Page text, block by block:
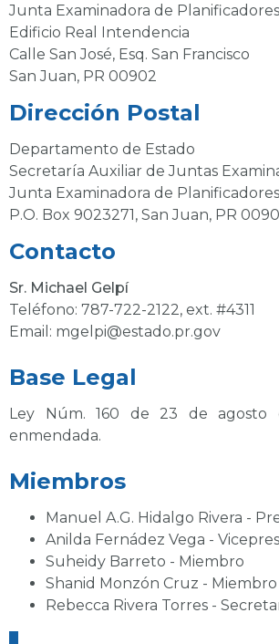
Junta Examinadora de
Edificio Real Intendencia
Calle San José, Esq. San Francisco
San Juan, PR 00902
Dirección Postal
Departamento de Estado
Secretaría Auxiliar de Juntas
Junta Examinadora de
P.O. Box 9023271, San Juan, PR
Contacto
Sr. Michael Gelpí
Teléfono: 787-722-2122, ext. #4311
Email: mgelpi@estado.pr.gov
Base Legal
Ley Núm. 160 de 23 de agosto
enmendada.
Miembros
Manuel A.G. Hidalgo Rivera -
Anilda Fernádez Vega -
Suheidy Barreto - Miembro
Shanid Monzón Cruz - Miembro
Rebecca Rivera Torres -